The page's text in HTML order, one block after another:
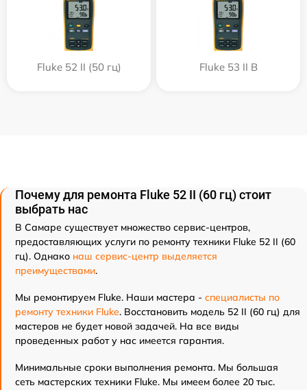
Fluke 52 II (50 гц) Fluke 53 II B
Почему для ремонта Fluke 52 II (60 гц) стоит
выбрать нас
В Самаре существует множество сервис-центров,
предоставляющих услуги по ремонту техники Fluke 52 II (60
гц). Однако наш сервис-центр выделяется
преимуществами.
Мы ремонтируем Fluke. Наши мастера - специалисты по
ремонту техники Fluke. Восстановить модель 52 II (60 гц) для
мастеров не будет новой задачей. На все виды
проведенных работ у нас имеется гарантия.
Минимальные сроки выполнения ремонта. Мы большая
сеть мастерских техники Fluke. Мы имеем более 20 тыс.